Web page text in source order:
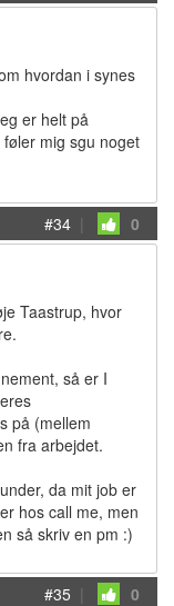
hvordan i synes
er helt på
mig sgu noget
#34 | 0
Taastrup, hvor
så er I
på (mellem
fra arbejdet.
da mit job er
hos call me, men
så skriv en pm :)
#35 | 0